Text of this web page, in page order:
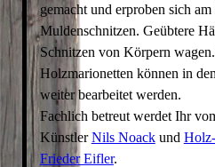
gemacht und erproben sich
Muldenschnitzen. Geübtere
Schnitzen von Körpern
Holzmarionetten können in
weiter bearbeitet werden.
Fachlich betreut werdet Ihr
KünstlerNils Noackund
Frieder Eifler.